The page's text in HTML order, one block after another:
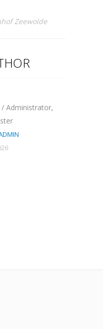
Zeewolde
/ Administrator,